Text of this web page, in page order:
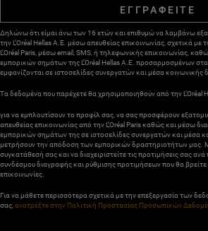
ΕΓΓΡΑΦΕΙΤΕ
Δηλώνω ότι είμαι άνω των 16 ετών και επιθυμώ να λαμβάνω
την L’Oréal Hellas A.E. μέσω απευθείας επικοινωνίας, σχετικά με
L’Oréal Paris, μέσω email, SMS, ή τηλεφωνικής επικοινωνίας,
εμπορικών σημάτων της L’Oréal Hellas A.E. προσαρμοσμένων
εμφανίζονται σε ιστοσελίδες συνεργατών και μέσα κοινωνικής
Τα δεδομένα που παρέχετε θα χρησιμοποιηθούν από την L’Oréal
για να εμπλουτίσουν το προφίλ σας, να σας προσφέρουν
απευθείας επικοινωνίας από την L’Oréal Paris καθώς και μέσω
εμπορικών σημάτων της σε ιστοσελίδες συνεργατών και μέσα
μετρήσουν την απόδοση των εμπορικών δραστηριοτήτων μας.
συγκατάθεσή σας και να διαχειριστείτε τις προτιμήσεις σας
συνδέσμου διαγραφής και ρύθμισης προτιμήσεων που θα βρείτε
επικοινωνίες.
Για να μάθετε περισσότερα σχετικά με την επεξεργασία των
σας, ανατρέξτε στην Πολιτική Προστασίας Προσωπικών